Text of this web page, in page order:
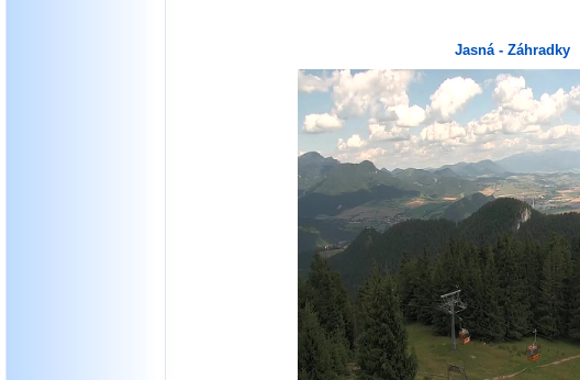
Jasná - Záhradky